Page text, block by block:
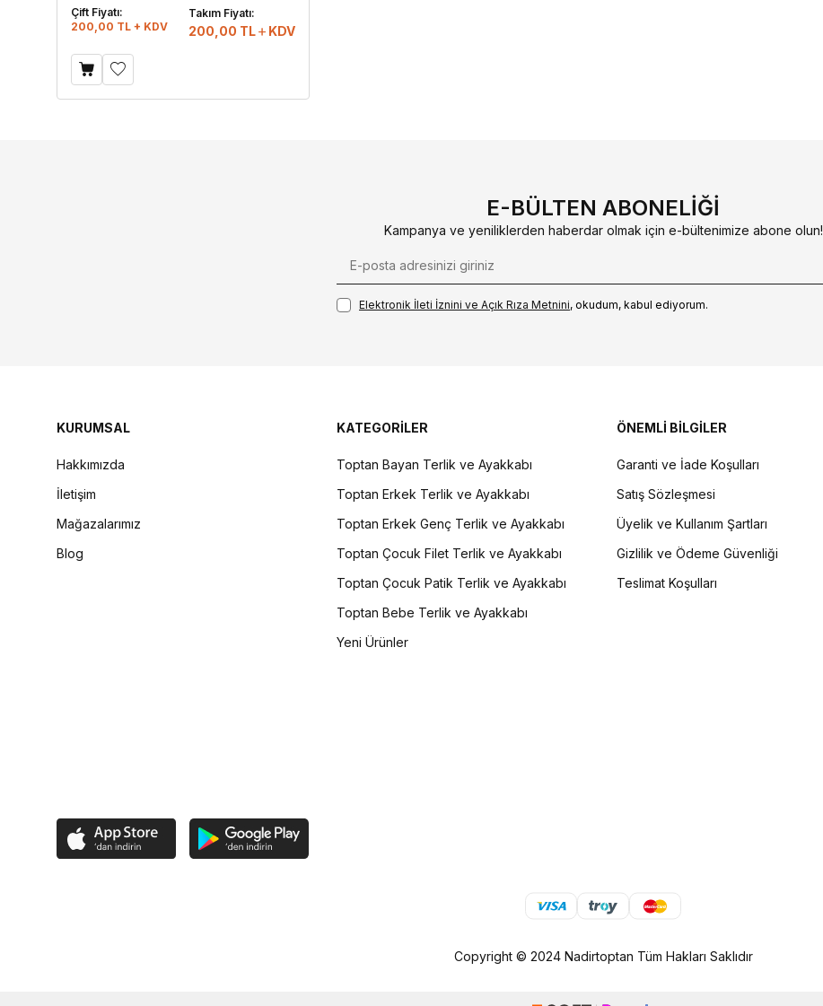
Çift Fiyatı:
200,00 TL + KDV
Takım Fiyatı:
200,00 TL KDV
E-BÜLTEN ABONELIĞI
Kampanya ve yeniliklerden haberdar olmak için e-bültenimize abone olun!
Elektronik İleti İzni‌ni ve Açık Rıza Metni‌ni, okudum, kabul ediyorum.
KURUMSAL
Hakkımızda
İletişim
Mağazalarımız
Blog
KATEGORİLER
Toptan Bayan Terlik ve Ayakkabı
Toptan Erkek Terlik ve Ayakkabı
Toptan Erkek Genç Terlik ve Ayakkabı
Toptan Çocuk Filet Terlik ve Ayakkabı
Toptan Çocuk Patik Terlik ve Ayakkabı
Toptan Bebe Terlik ve Ayakkabı
Yeni Ürünler
ÖNEMLİ BİLGİLER
Garanti ve İade Koşulları
Satış Sözleşmesi
Üyelik ve Kullanım Şartları
Gizlilik ve Ödeme Güvenliği
Teslimat Koşulları
Copyright © 2024 Nadirtoptan Tüm Hakları Saklıdır